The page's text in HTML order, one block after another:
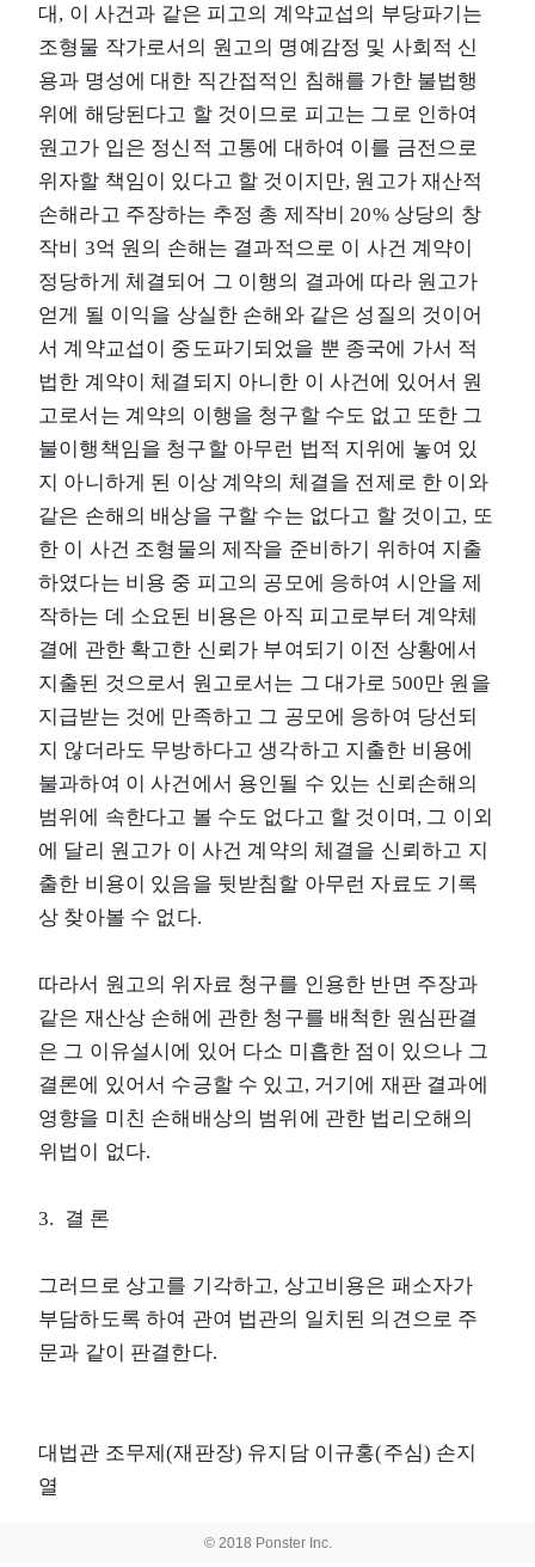
대, 이 사건과 같은 피고의 계약교섭의 부당파기는
조형물 작가로서의 원고의 명예감정 및 사회적 신
용과 명성에 대한 직간접적인 침해를 가한 불법행
위에 해당된다고 할 것이므로 피고는 그로 인하여
원고가 입은 정신적 고통에 대하여 이를 금전으로
위자할 책임이 있다고 할 것이지만, 원고가 재산적
손해라고 주장하는 추정 총 제작비 20% 상당의 창
작비 3억 원의 손해는 결과적으로 이 사건 계약이
정당하게 체결되어 그 이행의 결과에 따라 원고가
얻게 될 이익을 상실한 손해와 같은 성질의 것이어
서 계약교섭이 중도파기되었을 뿐 종국에 가서 적
법한 계약이 체결되지 아니한 이 사건에 있어서 원
고로서는 계약의 이행을 청구할 수도 없고 또한 그
불이행책임을 청구할 아무런 법적 지위에 놓여 있
지 아니하게 된 이상 계약의 체결을 전제로 한 이와
같은 손해의 배상을 구할 수는 없다고 할 것이고, 또
한 이 사건 조형물의 제작을 준비하기 위하여 지출
하였다는 비용 중 피고의 공모에 응하여 시안을 제
작하는 데 소요된 비용은 아직 피고로부터 계약체
결에 관한 확고한 신뢰가 부여되기 이전 상황에서
지출된 것으로서 원고로서는 그 대가로 500만 원을
지급받는 것에 만족하고 그 공모에 응하여 당선되
지 않더라도 무방하다고 생각하고 지출한 비용에
불과하여 이 사건에서 용인될 수 있는 신뢰손해의
범위에 속한다고 볼 수도 없다고 할 것이며, 그 이외
에 달리 원고가 이 사건 계약의 체결을 신뢰하고 지
출한 비용이 있음을 뒷받침할 아무런 자료도 기록
상 찾아볼 수 없다.
따라서 원고의 위자료 청구를 인용한 반면 주장과
같은 재산상 손해에 관한 청구를 배척한 원심판결
은 그 이유설시에 있어 다소 미흡한 점이 있으나 그
결론에 있어서 수긍할 수 있고, 거기에 재판 결과에
영향을 미친 손해배상의 범위에 관한 법리오해의
위법이 없다.
3. 결 론
그러므로 상고를 기각하고, 상고비용은 패소자가
부담하도록 하여 관여 법관의 일치된 의견으로 주
문과 같이 판결한다.
대법관 조무제(재판장) 유지담 이규홍(주심) 손지
열
© 2018 Ponster Inc.